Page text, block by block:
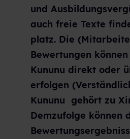
und
auch freie Texte
platz. Die
Bewertungen
Kununu direkt oder
erfolgen
Kununu gehört zu
Demzufolge können